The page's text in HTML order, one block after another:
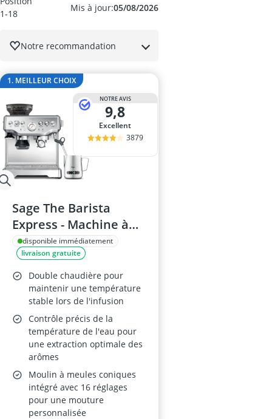
Mis à jour:05/08/2026
1-18
Notre recommandation
1. MEILLEUR CHOIX
NOTRE AVIS
9,8
Excellent
3879
Sage The Barista
Express - Machine à
Café avec Mousseur à
Lait
disponible immédiatement
livraison gratuite
Double chaudière pour
maintenir une température
stable lors de l'infusion
Contrôle précis de la
température de l'eau pour
une extraction optimale des
arômes
Moulin à meules coniques
intégré avec 16 réglages
pour une mouture
personnalisée